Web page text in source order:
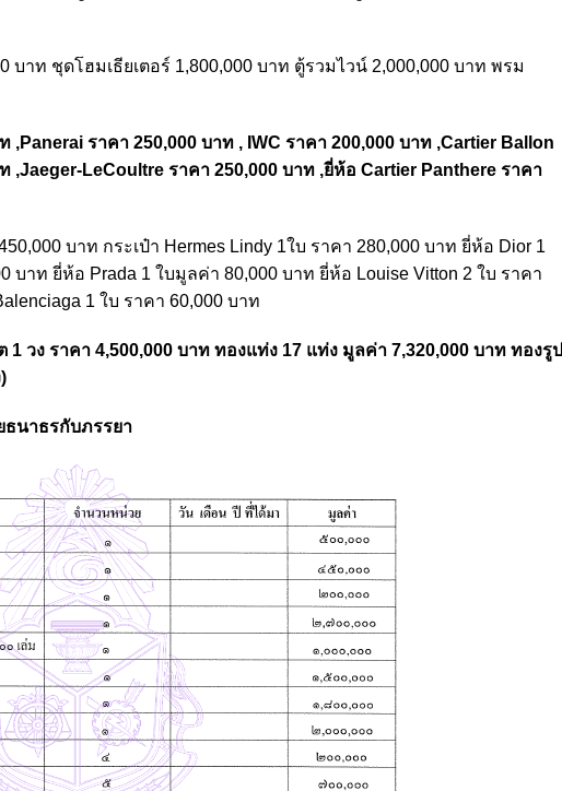
าท ชุดโฮมเธียเตอร์ 1,800,000 บาท ตู้รวมไวน์ 2,000,000 บาท พรม
,Panerai ราคา 250,000 บาท , IWC ราคา 200,000 บาท ,Cartier Ballon
,Jaeger-LeCoultre ราคา 250,000 บาท ,ยี่ห้อ Cartier Panthere ราคา
บาท กระเป๋า Hermes Lindy 1ใบ ราคา 280,000 บาท ยี่ห้อ Dior 1
บาท ยี่ห้อ Prada 1 ใบมูลค่า 80,000 บาท ยี่ห้อ Louise Vitton 2 ใบ ราคา
1 ใบ ราคา 60,000 บาท
วง ราคา 4,500,000 บาท ทองแท่ง 17 แท่ง มูลค่า 7,320,000 บาท ทองรูป
ธนาธรกับภรรยา